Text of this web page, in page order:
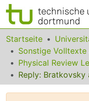
Bereiche &
Das gesamte
Statistiken
Startseite
Physical Review